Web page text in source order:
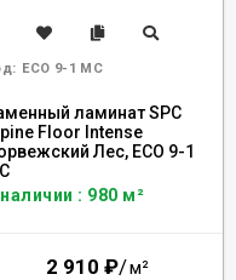
ECO 9-1 MC
ламинат SPC
Floor Intense
Лес, ECO 9-1
: 980 м²
2 910 ₽/м²